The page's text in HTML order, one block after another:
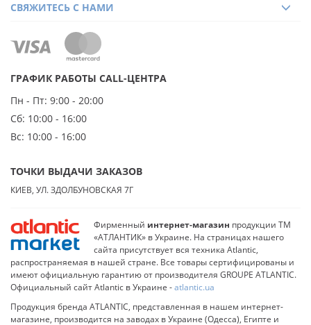
Фирменный интернет-магазин продукции ТМ
«АТЛАНТИК» в Украине. На страницах нашего
сайта присутствует вся техника Atlantic,
распространяемая в нашей стране. Все товары сертифицированы и
имеют официальную гарантию от производителя GROUPE ATLANTIC.
Официальный сайт Atlantic в Украине -atlantic.ua
Продукция бренда ATLANTIC, представленная в нашем интернет-
магазине, производится на заводах в Украине (Одесса), Египте и
ГРАФИК РАБОТЫ CALL-ЦЕНТРА
Пн - Пт: 9:00 - 20:00
Сб: 10:00 - 16:00
Вс: 10:00 - 16:00
ТОЧКИ ВЫДАЧИ ЗАКАЗОВ
КИЕВ, УЛ. ЗДОЛБУНОВСКАЯ 7Г
СВЯЖИТЕСЬ С НАМИ